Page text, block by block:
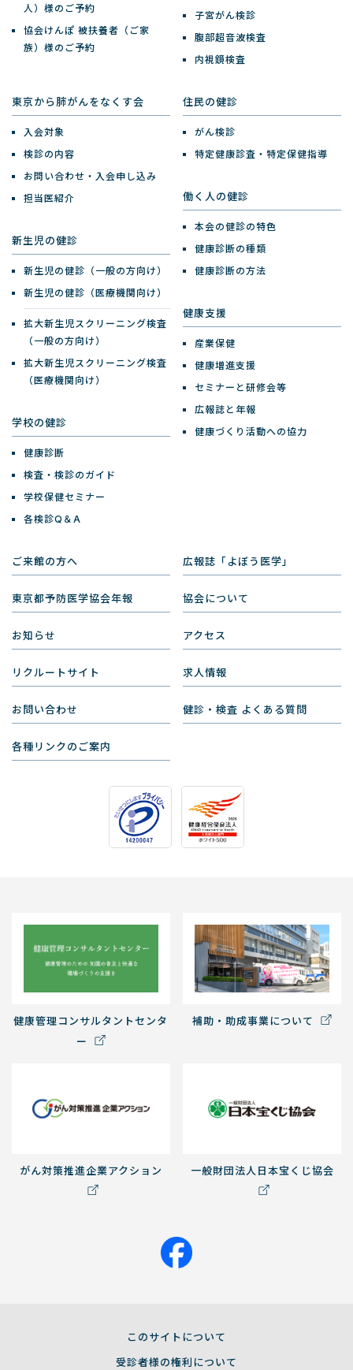
人）様のご予約
協会けんぽ 被扶養者（ご家
族）様のご予約
子宮がん検診
腹部超音波検査
内視鏡検査
東京から肺がんをなくす会
入会対象
検診の内容
お問い合わせ・入会申し込み
担当医紹介
新生児の健診
新生児の健診（一般の方向け）
新生児の健診（医療機関向け）
拡大新生児スクリーニング検査
（一般の方向け）
拡大新生児スクリーニング検査
（医療機関向け）
学校の健診
健康診断
検査・検診のガイド
学校保健セミナー
各検診Q＆A
住民の健診
がん検診
特定健康診査・特定保健指導
働く人の健診
本会の健診の特色
健康診断の種類
健康診断の方法
健康支援
産業保健
健康増進支援
セミナーと研修会等
広報誌と年報
健康づくり活動への協力
ご来館の方へ 広報誌「よぼう医学」
東京都予防医学協会年報 協会について
お知らせ アクセス
リクルートサイト 求人情報
お問い合わせ 健診・検査 よくある質問
各種リンクのご案内
健康管理コンサルタントセンタ
ー
補助・助成事業について
がん対策推進企業アクション 一般財団法人日本宝くじ協会
このサイトについて
受診者様の権利について